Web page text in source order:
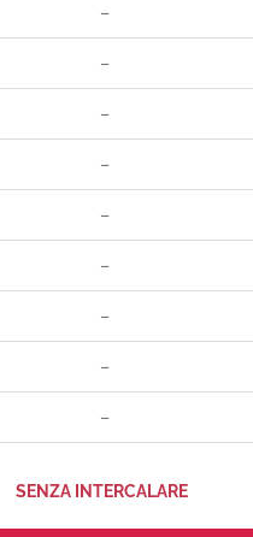
–
–
–
–
–
–
–
–
–
SENZA INTERCALARE